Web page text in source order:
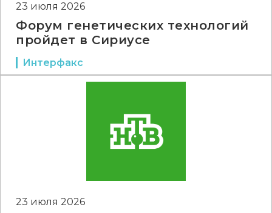
23 июля 2026
Форум генетических технологий
пройдет в Сириусе
Интерфакс
23 июля 2026